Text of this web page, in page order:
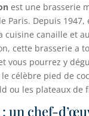
est une brasserie
Paris. Depuis 1947,
cuisine canaille et
cette brasserie a
vous pourrez y
célèbre pied de
ou les plateaux de
un chef-